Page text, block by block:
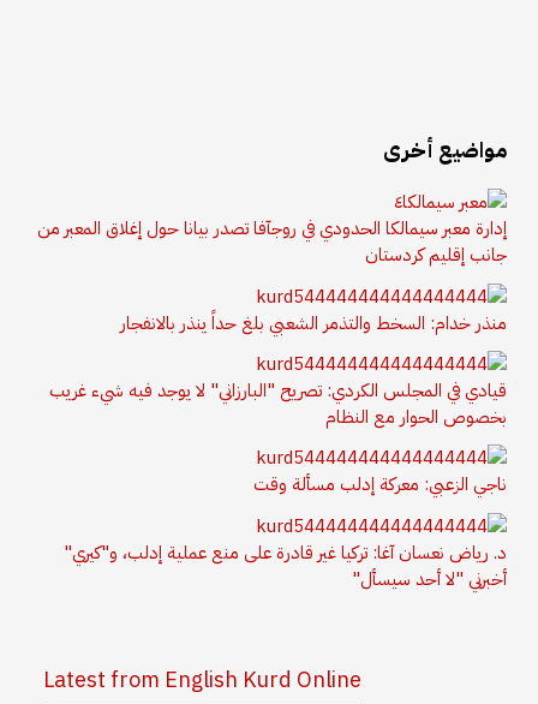
مواضيع أخرى
إدارة معبر سيمالكا الحدودي في روجآفا تصدر بيانا حول إغلاق المعبر من
جانب إقليم كردستان
منذر خدام: السخط والتذمر الشعبي بلغ حداً ينذر بالانفجار
قيادي في المجلس الكردي: تصريح "البارزاني" لا يوجد فيه شيء غريب
بخصوص الحوار مع النظام
ناجي الزعبي: معركة إدلب مسألة وقت
د. رياض نعسان آغا: تركيا غير قادرة على منع عملية إدلب، و"كيري"
أخبرني "لا أحد سيسأل"
Latest from English Kurd Online